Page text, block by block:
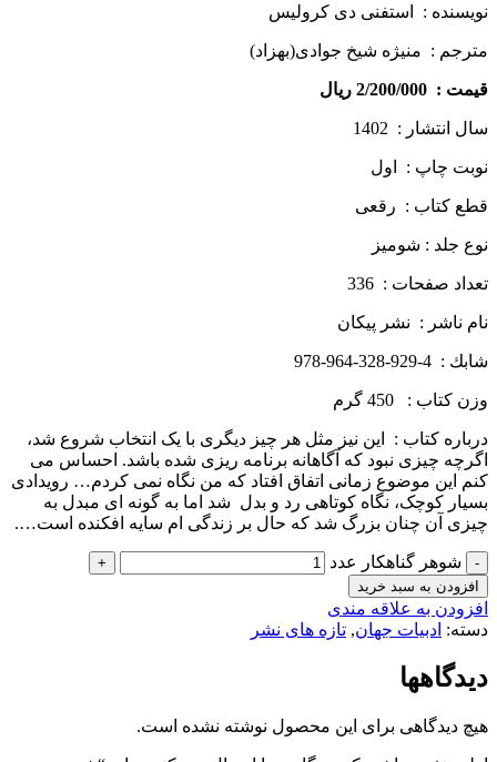
نويسنده : استفنی دی کرولیس
مترجم : منیژه شیخ جوادی(بهزاد)
قيمت : 2/200/000 ریال
سال انتشار : 1402
نوبت چاپ : اول
قطع كتاب : رقعی
نوع جلد : شومیز
تعداد صفحات : 336
نام ناشر : نشر پيكان
شابك : 4-929-328-964-978
وزن كتاب : 450 گرم
درباره كتاب : این نیز مثل هر چیز دیگری با یک انتخاب شروع شد،
اگرچه چیزی نبود که آگاهانه برنامه ریزی شده باشد. احساس می
کنم این موضوع زمانی اتفاق افتاد که من نگاه نمی کردم… رویدادی
بسیار کوچک، نگاه کوتاهی رد و بدل شد اما به گونه ای مبدل به
چیزی آن چنان بزرگ شد که حال بر زندگی ام سایه افکنده است….
شوهر گناهکار عدد
افزودن به سبد خرید
افزودن به علاقه مندی
دسته: ادبیات جهان, تازه های نشر
دیدگاهها
هیچ دیدگاهی برای این محصول نوشته نشده است.